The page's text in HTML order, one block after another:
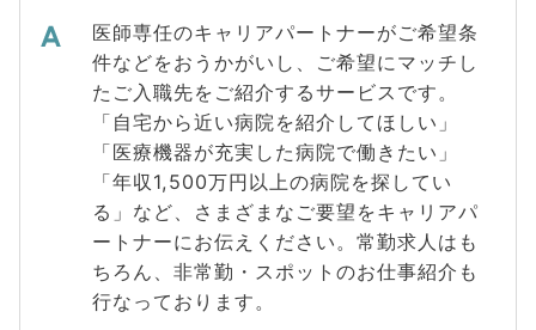
医師専任のキャリアパートナーがご希望条
件などをおうかがいし、ご希望にマッチし
たご入職先をご紹介するサービスです。
「自宅から近い病院を紹介してほしい」
「医療機器が充実した病院で働きたい」
「年収1,500万円以上の病院を探してい
る」など、さまざまなご要望をキャリアパ
ートナーにお伝えください。常勤求人はも
ちろん、非常勤・スポットのお仕事紹介も
行なっております。